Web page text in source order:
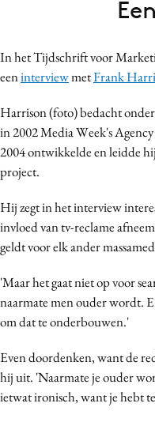
Carriere
Contentmarketing
Craft
Customer Experience
Data & Insights
Design
Digital transformation
Diversiteit
Effectiviteit
Gedragsverandering
Influencer marketing
Interne communicatie
Media
Merkstrategie
In het Tijdschrift voor
eeninterviewmetFrank
Harrison (foto) bedacht
in 2002 Media Week's
2004 ontwikkelde en leidde
project.
Hij zegt in het interview
invloed van tv-reclame
geldt voor elk ander
'Maar het gaat niet op voor
naarmate men ouder wordt.
om dat te onderbouwen.'
Even doordenken, want de
hij uit. 'Naarmate je ouder
ietwat ironisch, want je hebt